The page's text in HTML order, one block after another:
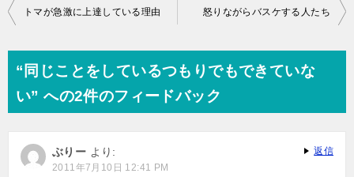
投
ゲ
シ
トマが急激に上達している理由 怒りながらバスケする人たち
“同じことをしているつもりでもできていな
い” への2件のフィードバック
ぶりー より:
2011年7月10日 12:41 PM
返信